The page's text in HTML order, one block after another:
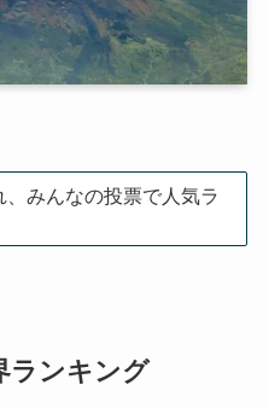
みんなの投票で人気ラ
ランキング